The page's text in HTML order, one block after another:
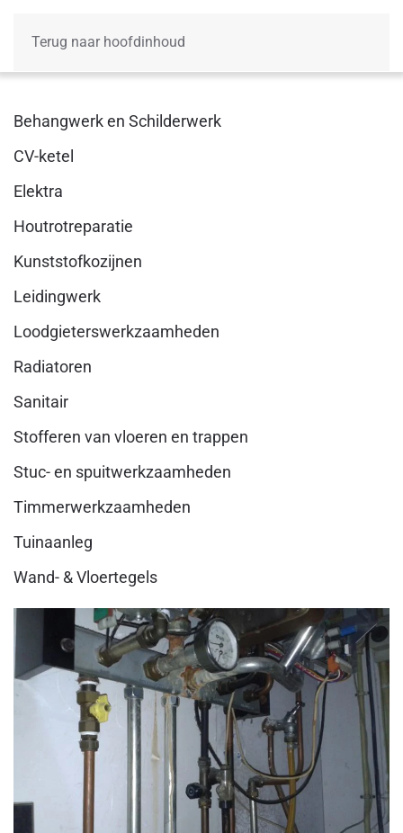
Terug naar hoofdinhoud
Behangwerk en Schilderwerk
CV-ketel
Elektra
Houtrotreparatie
Kunststofkozijnen
Leidingwerk
Loodgieterswerkzaamheden
Radiatoren
Sanitair
Stofferen van vloeren en trappen
Stuc- en spuitwerkzaamheden
Timmerwerkzaamheden
Tuinaanleg
Wand- & Vloertegels